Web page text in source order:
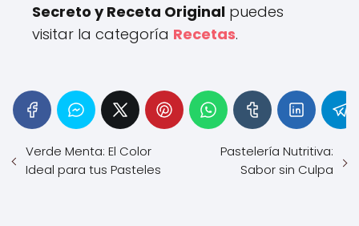
Secreto y Receta Original puedes
visitar la categoría Recetas.
Verde Menta: El Color
Ideal para tus Pasteles
Pastelería Nutritiva:
Sabor sin Culpa